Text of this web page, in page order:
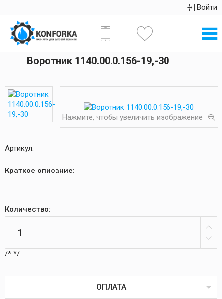
Войти
Воротник 1140.00.0.156-19,-30
Нажмите, чтобы увеличить изображение
Артикул:
Краткое описание:
Количество:
/* */
ОПЛАТА